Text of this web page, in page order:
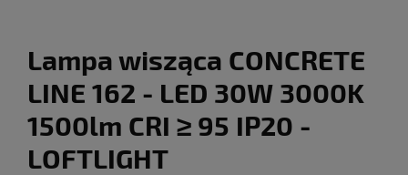
Lampa wisząca CONCRETE
LINE 162 - LED 30W 3000K
1500lm CRI ≥ 95 IP20 -
LOFTLIGHT